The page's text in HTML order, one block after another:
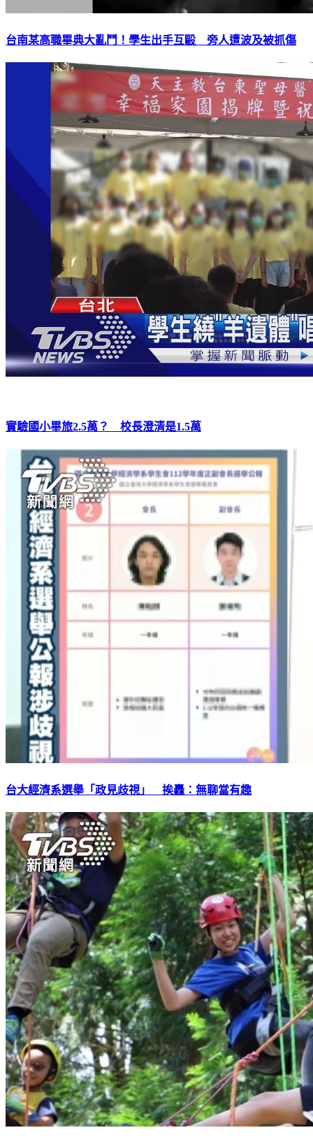
台南某高職畢典大亂鬥！學生出手互毆 旁人遭波及被抓傷
實驗國小畢旅2.5萬？ 校長澄清是1.5萬
台大經濟系選舉「政見歧視」 挨轟：無聊當有趣